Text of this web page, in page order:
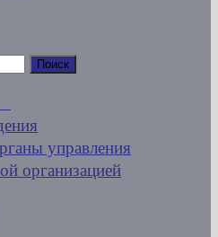
управления
организацией